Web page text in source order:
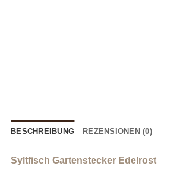
BESCHREIBUNG REZENSIONEN (0)
Syltfisch Gartenstecker Edelrost